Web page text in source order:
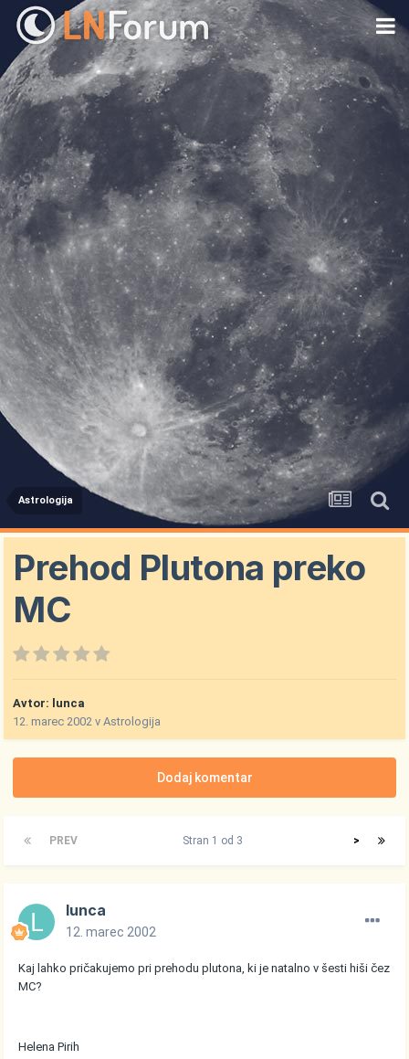
Astrologija
Prehod Plutona preko
MC
Avtor: lunca
12. marec 2002 vAstrologija
Dodaj komentar
PREV >
Stran 1 od 3
lunca
12. marec 2002
Kaj lahko pričakujemo pri prehodu plutona, ki je natalno v šesti hiši čez
MC?
Helena Pirih